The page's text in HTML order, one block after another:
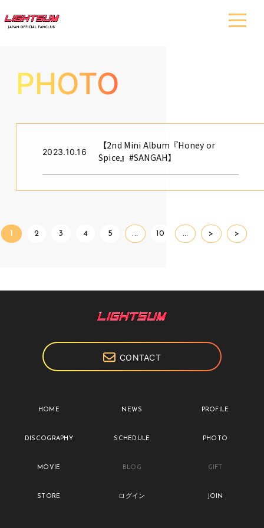
PHOTO
2023.10.16
【2nd Mini Album『Honey or
Spice』#SANGAH】
1 2 3 4 5 ... 10 ... > >
CONTACT
HOME NEWS PROFILE
DISCOGRAPHY SCHEDULE PHOTO
MOVIE BLOG GIFT
STORE ログイン JOIN